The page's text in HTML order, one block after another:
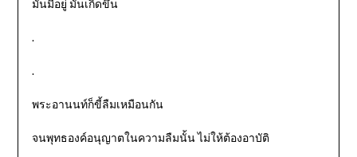
มันมีอยู่ มันเกิดขึ้น
.
.
พระอานนท์ก็ขี้ลืมเหมือนกัน
จนพุทธองค์อนุญาตในความลืมนั้น ไม่ให้ต้องอาบัติ